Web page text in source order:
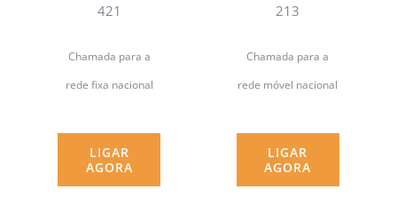
421
Chamada para a
rede fixa nacional
LIGAR
AGORA
213
Chamada para a
rede móvel nacional
LIGAR
AGORA